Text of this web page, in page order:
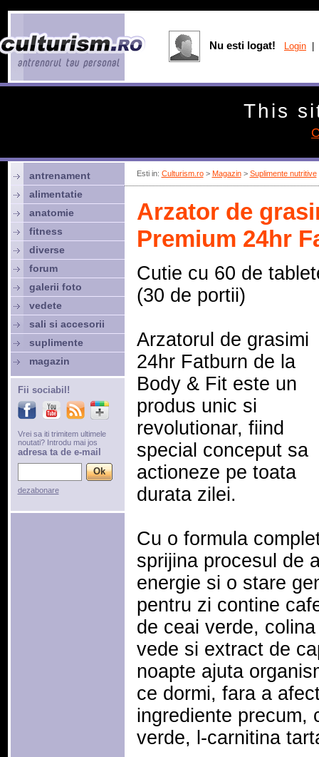
Esti in: Culturism.ro> Magazin> Suplimente nutritive
Arzator de
Premium 24hr
Cutie cu 60 de
(30 de portii)
Arzatorul de grasimi
24hr Fatburn de la
Body & Fit este un
produs unic si
revolutionar, fiind
special conceput sa
actioneze pe toata
durata zilei.
Cu o formula
sprijina procesul de
energie si o stare
pentru zi contine
de ceai verde,
vede si extract de
noapte ajuta
ce dormi, fara a
ingrediente precum,
verde, l-carnitina
antrenament
alimentatie
anatomie
fitness
diverse
forum
galerii foto
vedete
sali si accesorii
suplimente
magazin
Fii sociabil!
Vrei sa iti trimitem ultimele
noutati? Introdu mai jos
adresa ta de e-mail
dezabonare
Nu esti logat! Login
This